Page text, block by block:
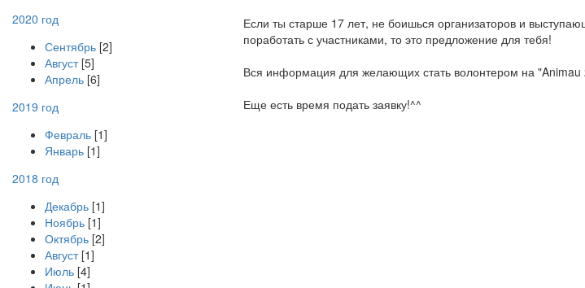
2020 год
Сентябрь [2]
Август[5]
Апрель [6]
2019 год
Февраль [1]
Январь [1]
2018 год
Декабрь [1]
Ноябрь [1]
Октябрь [2]
Август[1]
Июль [4]
Если ты старше 17 лет, не боишься организаторов и
поработать с участниками, то это предложение для тебя!
Вся информация для желающих стать волонтером на "Animau
Еще есть время подать заявку!^^